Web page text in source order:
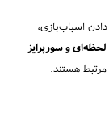
اسباب‌بازی،
و سورپرایز
هستند.